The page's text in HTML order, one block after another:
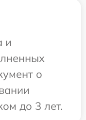
и
о
до 3 лет.